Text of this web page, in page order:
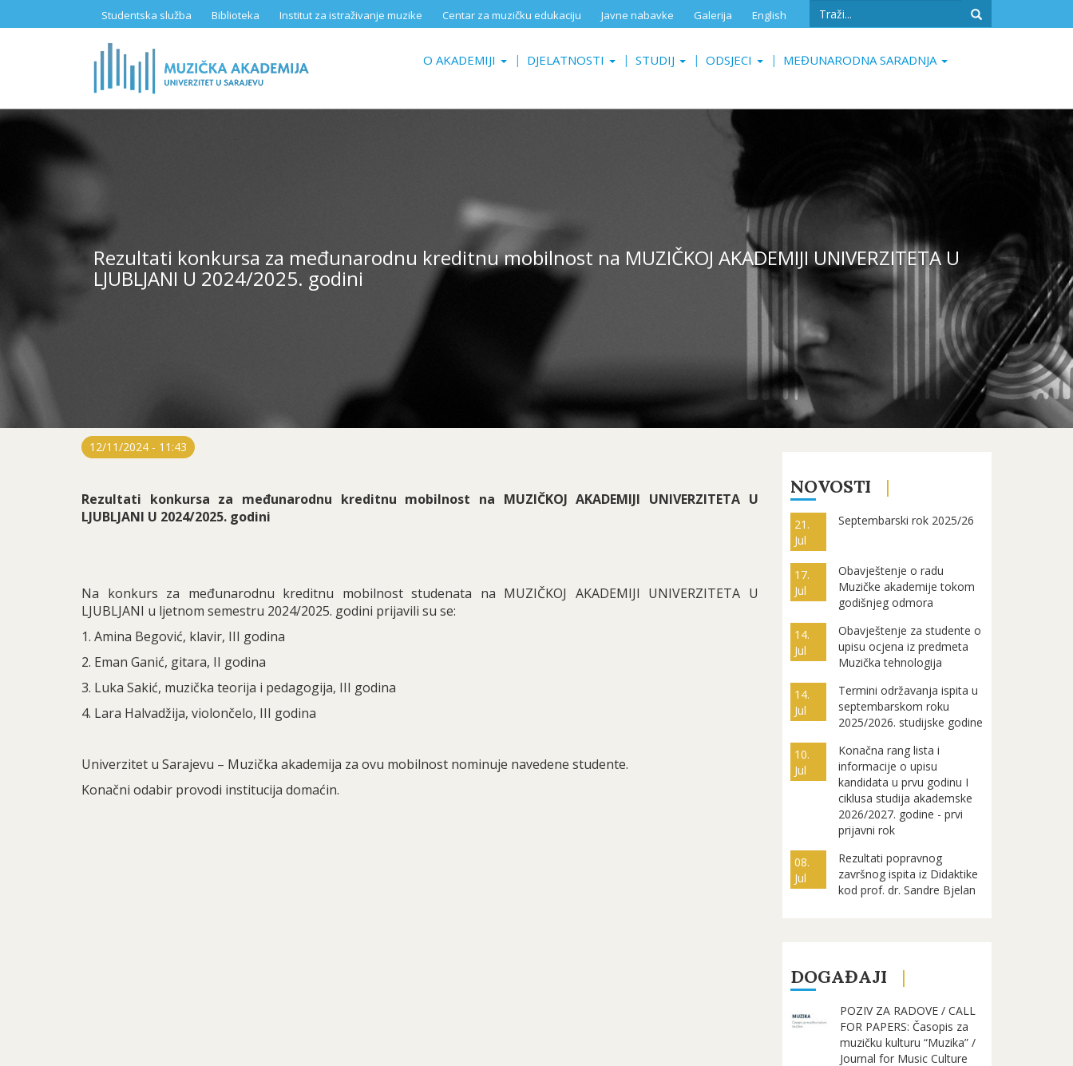
Studentska služba Biblioteka Institut za istraživanje muzike Centar za muzičku edukaciju Javne nabavke Galerija English
Search
O AKADEMIJI DJELATNOSTI STUDIJ ODSJECI MEĐUNARODNA SARADNJA
Rezultati konkursa za međunarodnu kreditnu mobilnost na MUZIČKOJ AKADEMIJI UNIVERZITETA U
LJUBLJANI U 2024/2025. godini
12/11/2024 - 11:43
Rezultati konkursa za međunarodnu kreditnu mobilnost na MUZIČKOJ AKADEMIJI UNIVERZITETA U
LJUBLJANI U 2024/2025. godini
Na konkurs za međunarodnu kreditnu mobilnost studenata na MUZIČKOJ AKADEMIJI UNIVERZITETA U
LJUBLJANI u ljetnom semestru 2024/2025. godini prijavili su se:
1. Amina Begović, klavir, III godina
2. Eman Ganić, gitara, II godina
3. Luka Sakić, muzička teorija i pedagogija, III godina
4. Lara Halvadžija, violončelo, III godina
Univerzitet u Sarajevu – Muzička akademija za ovu mobilnost nominuje navedene studente.
Konačni odabir provodi institucija domaćin.
NOVOSTI
21.
Jul
Septembarski rok 2025/26
17.
Jul
Obavještenje o radu
Muzičke akademije tokom
godišnjeg odmora
14.
Jul
Obavještenje za studente o
upisu ocjena iz predmeta
Muzička tehnologija
14.
Jul
Termini održavanja ispita u
septembarskom roku
2025/2026. studijske godine
10.
Jul
Konačna rang lista i
informacije o upisu
kandidata u prvu godinu I
ciklusa studija akademske
2026/2027. godine - prvi
prijavni rok
08.
Jul
Rezultati popravnog
završnog ispita iz Didaktike
kod prof. dr. Sandre Bjelan
DOGAĐAJI
POZIV ZA RADOVE / CALL
FOR PAPERS: Časopis za
muzičku kulturu “Muzika” /
Journal for Music Culture